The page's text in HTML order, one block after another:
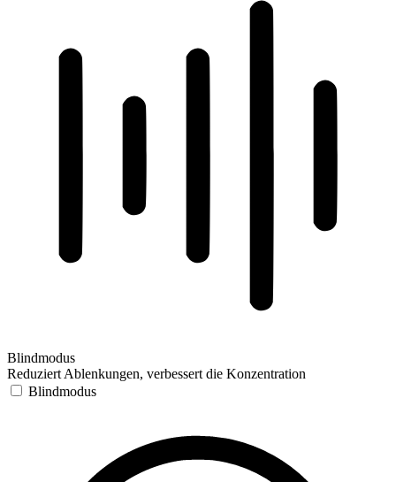
Blindmodus
Reduziert Ablenkungen, verbessert die Konzentration
Blindmodus